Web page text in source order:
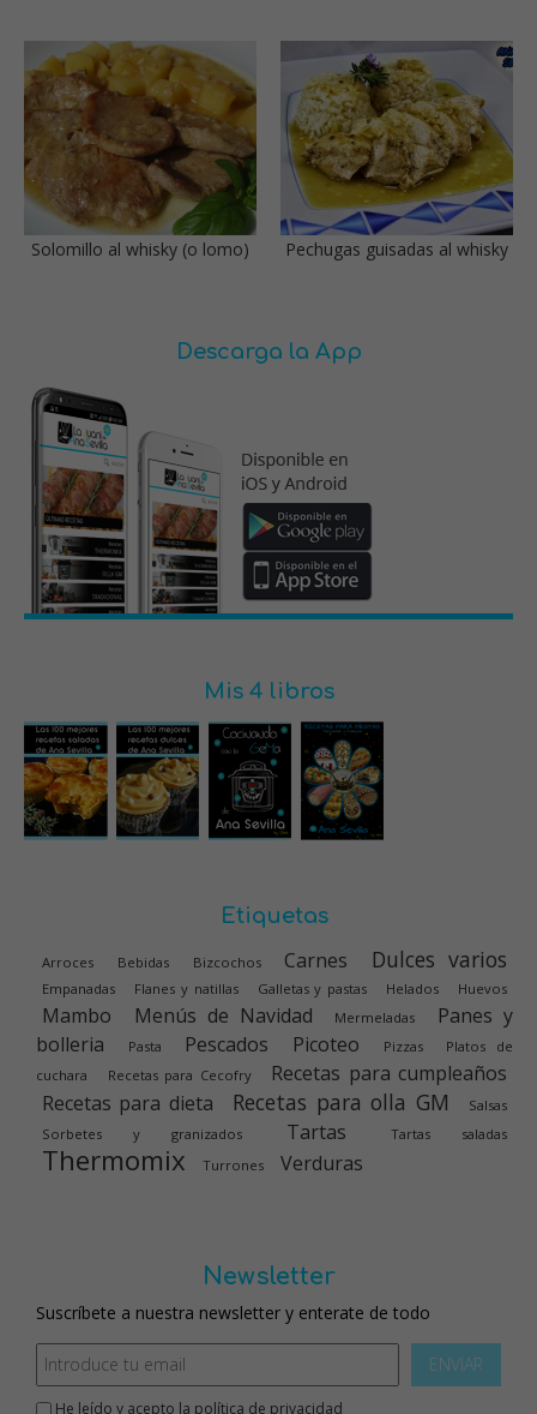
Solomillo al whisky (o lomo) Pechugas guisadas al whisky
Descarga la App
Mis 4 libros
Etiquetas
Arroces Bebidas Bizcochos Carnes Dulces varios
Empanadas Flanes y natillas Galletas y pastas Helados Huevos
Mambo Menús de Navidad Mermeladas
Panes y
bolleria
Pasta Pescados Picoteo Pizzas
Platos de
cuchara
Recetas para Cecofry
Recetas para cumpleaños
Recetas para dieta
Recetas para olla GM
Salsas
Sorbetes y granizados
Tartas Tartas saladas
Thermomix Turrones Verduras
Newsletter
Suscríbete a nuestra newsletter y enterate de todo
ENVIAR
He leído y acepto la política de privacidad